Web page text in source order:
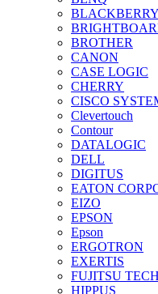
BLACKBERRY
BROTHER
CANON
CASE LOGIC
CHERRY
CISCO
Clevertouch
Contour
DATALOGIC
DELL
DIGITUS
EATON
EIZO
EPSON
Epson
ERGOTRON
EXERTIS
FUJITSU
HIPPUS